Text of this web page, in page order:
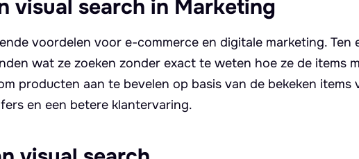
visual search in Marketing
voordelen voor e-commerce en digitale marketing. Ten
wat ze zoeken zonder exact te weten hoe ze de items
producten aan te bevelen op basis van de bekeken items
en een betere klantervaring.